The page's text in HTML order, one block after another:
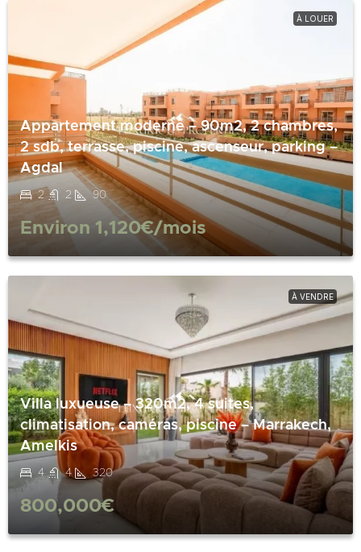
À LOUER
Appartement moderne – 90m2, 2 chambres,
2 sdb, terrasse, piscine, ascenseur, parking –
Agdal
2 2 90
Environ 1,120€/mois
À VENDRE
Villa luxueuse – 320m2, 4 suites,
climatisation, caméras, piscine – Marrakech,
Amelkis
4 4 320
800,000€